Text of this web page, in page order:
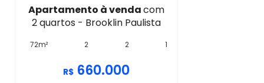
Apartamento à vendacom
2 quartos - Brooklin Paulista
72m² 2 2 1
R$ 660.000